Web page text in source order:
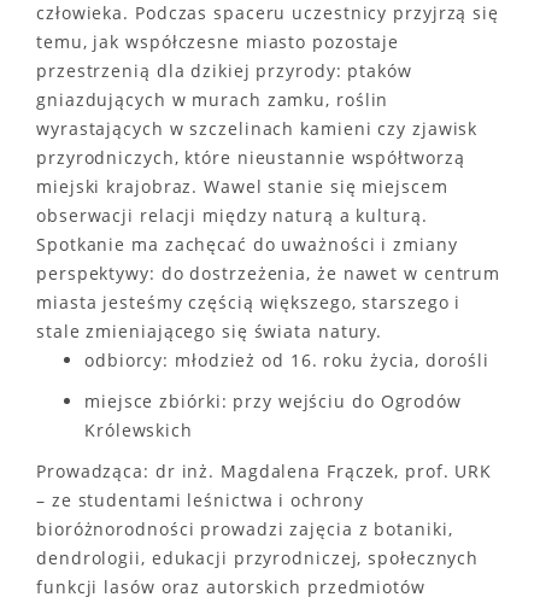
człowieka. Podczas spaceru uczestnicy przyjrzą się
temu, jak współczesne miasto pozostaje
przestrzenią dla dzikiej przyrody: ptaków
gniazdujących w murach zamku, roślin
wyrastających w szczelinach kamieni czy zjawisk
przyrodniczych, które nieustannie współtworzą
miejski krajobraz. Wawel stanie się miejscem
obserwacji relacji między naturą a kulturą.
Spotkanie ma zachęcać do uważności i zmiany
perspektywy: do dostrzeżenia, że nawet w centrum
miasta jesteśmy częścią większego, starszego i
stale zmieniającego się świata natury.
odbiorcy: młodzież od 16. roku życia, dorośli
miejsce zbiórki: przy wejściu do Ogrodów
Królewskich
Prowadząca: dr inż. Magdalena Frączek, prof. URK
– ze studentami leśnictwa i ochrony
bioróżnorodności prowadzi zajęcia z botaniki,
dendrologii, edukacji przyrodniczej, społecznych
funkcji lasów oraz autorskich przedmiotów